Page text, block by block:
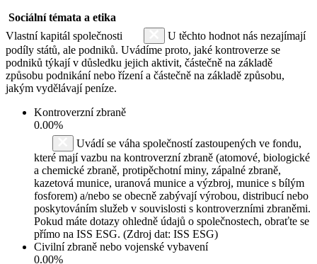
Sociální témata a etika
Vlastní kapitál společnosti
U těchto hodnot nás nezajímají
podíly států, ale podniků. Uvádíme proto, jaké kontroverze se
podniků týkají v důsledku jejich aktivit, částečně na základě
způsobu podnikání nebo řízení a částečně na základě způsobu,
jakým vydělávají peníze.
Kontroverzní zbraně
0.00%
Uvádí se váha společností zastoupených ve fondu,
které mají vazbu na kontroverzní zbraně (atomové, biologické
a chemické zbraně, protipěchotní miny, zápalné zbraně,
kazetová munice, uranová munice a výzbroj, munice s bílým
fosforem) a/nebo se obecně zabývají výrobou, distribucí nebo
poskytováním služeb v souvislosti s kontroverzními zbraněmi.
Pokud máte dotazy ohledně údajů o společnostech, obraťte se
přímo na ISS ESG. (Zdroj dat: ISS ESG)
Civilní zbraně nebo vojenské vybavení
0.00%